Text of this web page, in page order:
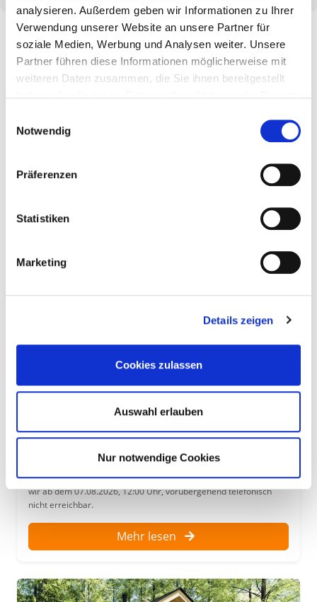
analysieren. Außerdem geben wir Informationen zu Ihrer
Verwendung unserer Website an unsere Partner für
soziale Medien, Werbung und Analysen weiter. Unsere
Partner führen diese Informationen möglicherweise mit
weiteren Daten zusammen, die Sie ihnen bereitgestellt
Notwendig
Präferenzen
Statistiken
Marketing
Details zeigen
Cookies zulassen
Auswahl erlauben
Nur notwendige Cookies
Weitere Neuigkeiten
Hier finden Sie Informationen und Neuigkeiten rund
Entdecken Sie neue Kataloge, Produkte oder weitere
Umstellung unserer Telefonanlage
Wegen einer technischen Umstellung unserer Telefonanlage sind
wir ab dem 07.08.2026, 12:00 Uhr, vorübergehend telefonisch
nicht erreichbar.
Mehr lesen